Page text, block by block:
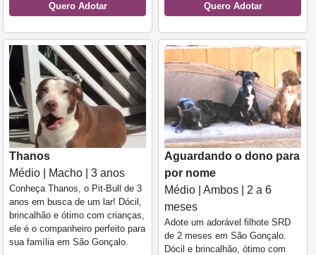
Quero Adotar Quero Adotar
Thanos
Médio | Macho | 3 anos
Conheça Thanos, o Pit-Bull de 3
anos em busca de um lar! Dócil,
brincalhão e ótimo com crianças,
ele é o companheiro perfeito para
sua família em São Gonçalo.
Aguardando o dono para
por nome
Médio | Ambos | 2 a 6
meses
Adote um adorável filhote SRD
de 2 meses em São Gonçalo.
Dócil e brincalhão, ótimo com